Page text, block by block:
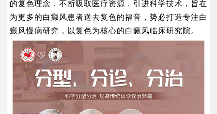
的复色理念，不断吸取医疗资源，引进科学技术，旨在
为更多的白癜风患者送去复色的福音，势必打造专注白
癜风慢病研究，以复色为核心的白癜风临床研究院。